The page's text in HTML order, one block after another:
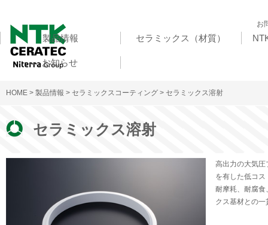
お
製品情報 セラミックス（材質）
お知らせ
HOME > 製品情報 > セラミックスコーティング > セラミックス溶射
セラミックス溶射
高出力の大気圧
を有した低コ
耐摩耗、耐腐食
クス基材との